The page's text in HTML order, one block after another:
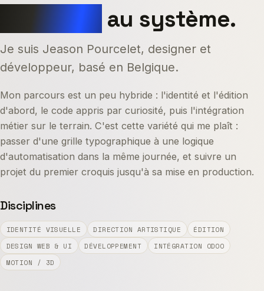
au système.
Je suis Jeason Pourcelet, designer et
développeur, basé en Belgique.
Mon parcours est un peu hybride : l'identité et l'édition
d'abord, le code appris par curiosité, puis l'intégration
métier sur le terrain. C'est cette variété qui me plaît :
passer d'une grille typographique à une logique
d'automatisation dans la même journée, et suivre un
projet du premier croquis jusqu'à sa mise en production.
Disciplines
IDENTITÉ VISUELLE DIRECTION ARTISTIQUE
ÉDITION
DESIGN WEB & UI
DÉVELOPPEMENT
INTÉGRATION ODOO
MOTION / 3D